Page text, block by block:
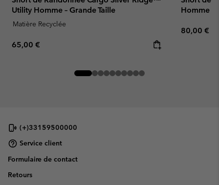
Utility Homme – Grande Taille
Matière Recyclée
Regular price:
65,00 €
Homme
Regular
80,00 €
(+)33159500000
Service client
Formulaire de contact
Retours